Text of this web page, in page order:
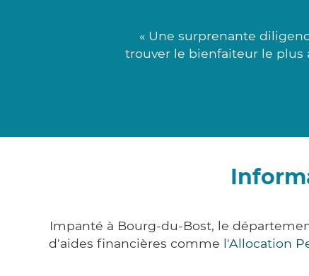
« Une surprenante
trouver le bienfaiteur le plus
Impanté à Bourg-du-Bost, le
d'aides financières comme l'Allocation